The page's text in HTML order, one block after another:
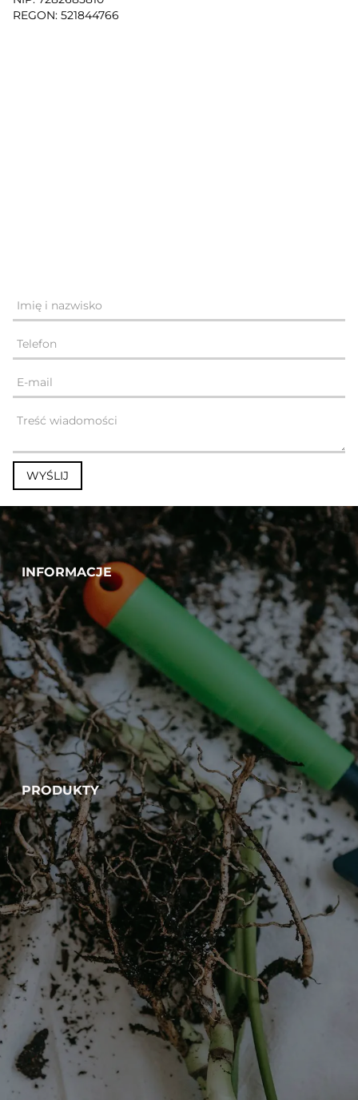
REGON: 521844766
INFORMACJE
PRODUKTY